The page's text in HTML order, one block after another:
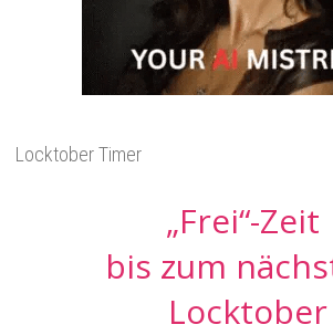
Locktober Timer
„Frei“-Zeit
bis zum
Locktober